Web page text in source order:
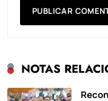
NOTAS